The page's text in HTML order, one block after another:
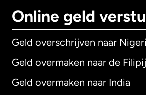
Online geld
Geld overschrijven naar
Geld overmaken naar de
Geld overmaken naar India